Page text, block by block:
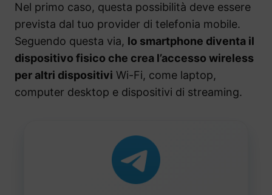
Nel primo caso, questa possibilità deve essere
prevista dal tuo provider di telefonia mobile.
Seguendo questa via, lo smartphone diventa il
dispositivo fisico che crea l’accesso wireless
per altri dispositivi Wi-Fi, come laptop,
computer desktop e dispositivi di streaming.